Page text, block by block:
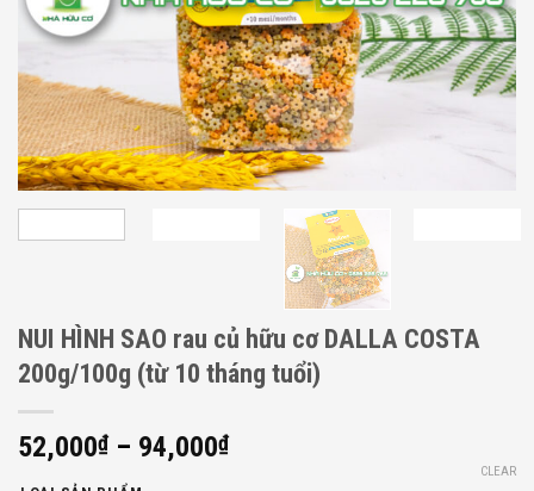
NUI HÌNH SAO rau củ hữu cơ DALLA COSTA
200g/100g (từ 10 tháng tuổi)
52,000₫– 94,000₫
CLEAR